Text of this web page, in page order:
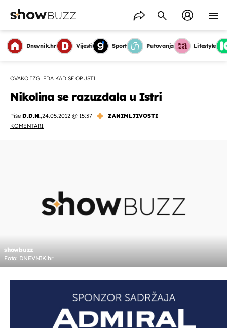
Dnevnik.hr Vijesti Sport Putovanja Lifestyle
OVAKO IZGLEDA KAD SE OPUSTI
Nikolina se razuzdala u Istri
Piše D.D.N.,24.05.2012 @ 15:37
ZANIMLJIVOSTI
KOMENTARI
showbuzz
Foto: DNEVNIK.hr
OMOGUĆI OBAVIJESTI